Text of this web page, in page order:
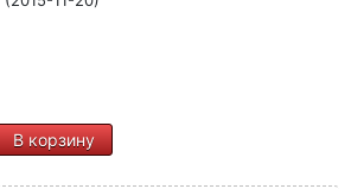
В корзину